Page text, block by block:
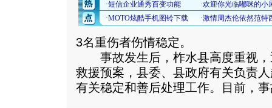
3名重伤者伤情稳定。
事故发生后，柞水县高度重视，
救援预案，县委、县政府有关负责
有关稳定和善后处理工作。目前，